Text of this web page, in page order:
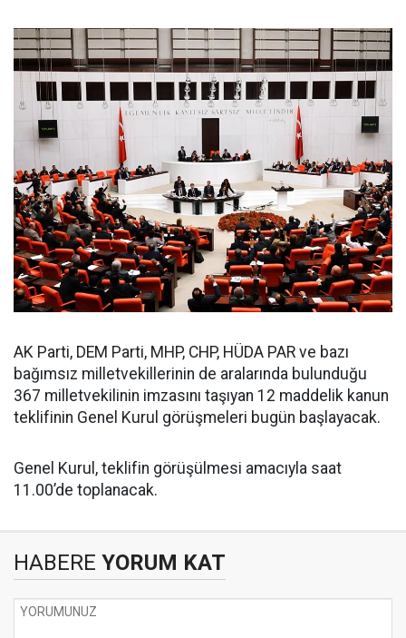
AK Parti, DEM Parti, MHP, CHP, HÜDA PAR ve bazı
bağımsız milletvekillerinin de aralarında bulunduğu
367 milletvekilinin imzasını taşıyan 12 maddelik kanun
teklifinin Genel Kurul görüşmeleri bugün başlayacak.
Genel Kurul, teklifin görüşülmesi amacıyla saat
11.00’de toplanacak.
HABERE YORUM KAT